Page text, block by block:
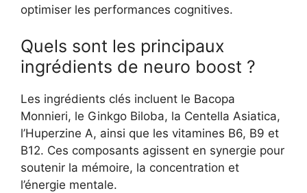
optimiser les performances cognitives.
Quels sont les principaux
ingrédients de neuro boost ?
Les ingrédients clés incluent le Bacopa
Monnieri, le Ginkgo Biloba, la Centella Asiatica,
l’Huperzine A, ainsi que les vitamines B6, B9 et
B12. Ces composants agissent en synergie pour
soutenir la mémoire, la concentration et
l’énergie mentale.